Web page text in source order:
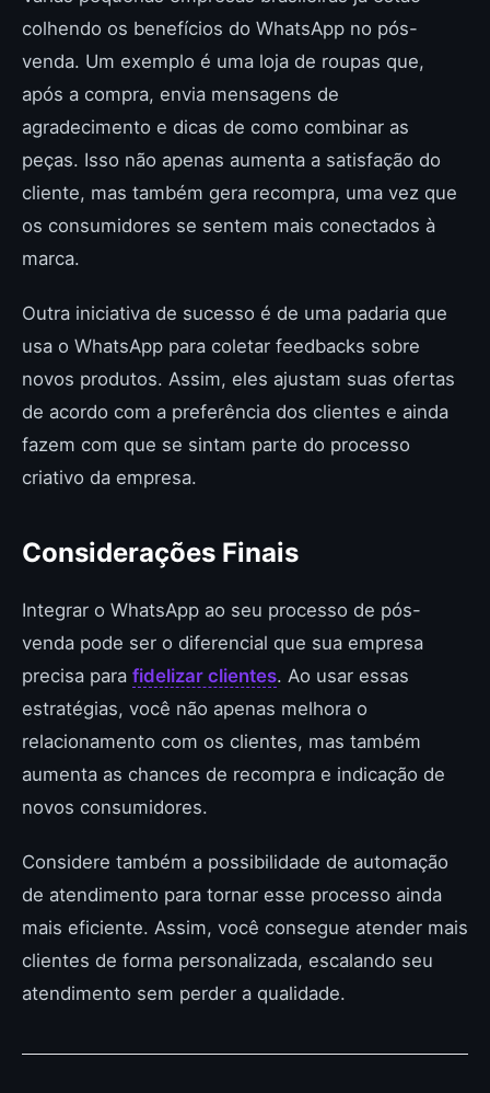
colhendo os benefícios do WhatsApp no pós-
venda. Um exemplo é uma loja de roupas que,
após a compra, envia mensagens de
agradecimento e dicas de como combinar as
peças. Isso não apenas aumenta a satisfação do
cliente, mas também gera recompra, uma vez que
os consumidores se sentem mais conectados à
marca.
Outra iniciativa de sucesso é de uma padaria que
usa o WhatsApp para coletar feedbacks sobre
novos produtos. Assim, eles ajustam suas ofertas
de acordo com a preferência dos clientes e ainda
fazem com que se sintam parte do processo
criativo da empresa.
Considerações Finais
Integrar o WhatsApp ao seu processo de pós-
venda pode ser o diferencial que sua empresa
precisa para fidelizar clientes. Ao usar essas
estratégias, você não apenas melhora o
relacionamento com os clientes, mas também
aumenta as chances de recompra e indicação de
novos consumidores.
Considere também a possibilidade de automação
de atendimento para tornar esse processo ainda
mais eficiente. Assim, você consegue atender mais
clientes de forma personalizada, escalando seu
atendimento sem perder a qualidade.